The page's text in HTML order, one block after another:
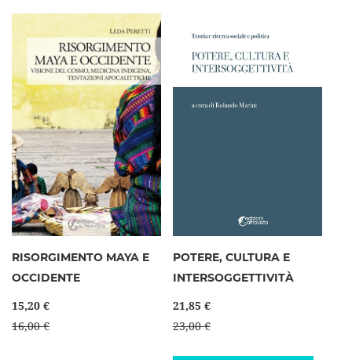
RISORGIMENTO MAYA E
OCCIDENTE
15,20 €
16,00 €
POTERE, CULTURA E
INTERSOGGETTIVITÀ
21,85 €
23,00 €